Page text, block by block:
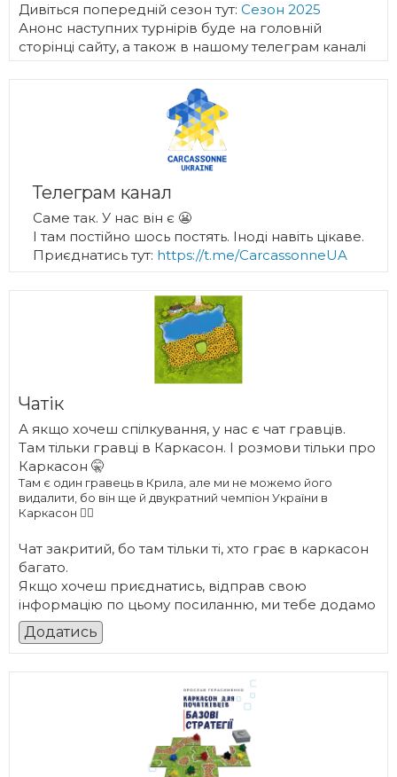
Дивіться попередній сезон тут: Сезон 2025
Анонс наступних турнірів буде на головній
сторінці сайту, а також в нашому телеграм каналі
Телеграм канал
Саме так. У нас він є 😬
І там постійно шось постять. Іноді навіть цікаве.
Приєднатись тут: https://t.me/CarcassonneUA
Чатік
А якщо хочеш спілкування, у нас є чат гравців.
Там тільки гравці в Каркасон. І розмови тільки про
Каркасон 🤫
Там є один гравець в Крила, але ми не можемо його
видалити, бо він ще й двукратний чемпіон України в
Каркасон 🤦‍♂️
Чат закритий, бо там тільки ті, хто грає в каркасон
багато.
Якщо хочеш приєднатись, відправ свою
інформацію по цьому посиланню, ми тебе додамо
Додатись